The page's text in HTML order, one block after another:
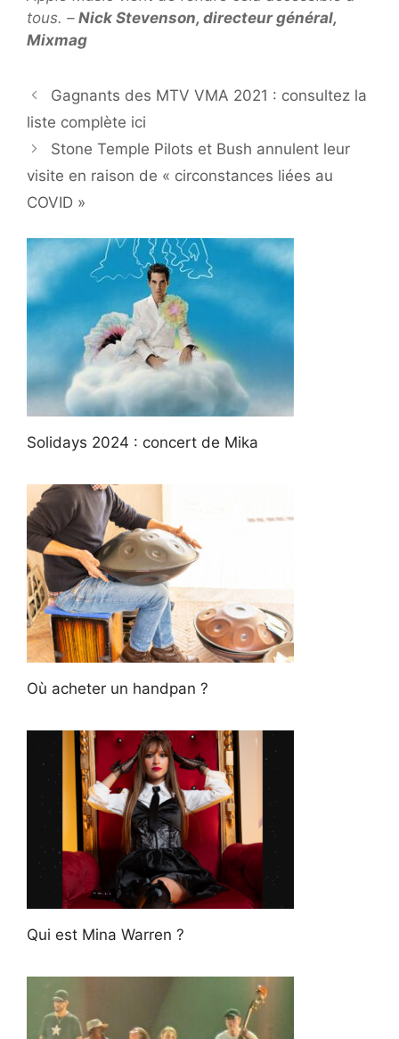
tous. – Nick Stevenson, directeur général,
Mixmag
Gagnants des MTV VMA 2021 : consultez la
liste complète ici
Stone Temple Pilots et Bush annulent leur
visite en raison de « circonstances liées au
COVID »
Solidays 2024 : concert de Mika
Où acheter un handpan ?
Qui est Mina Warren ?